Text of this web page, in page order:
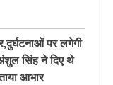
पर लगेगी
अंशुल सिंह ने दिए थे
आभार